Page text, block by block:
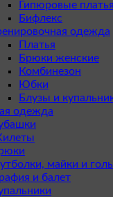
Гипюровые платья
Бифлекс
одежда
Платья
Брюки женские
Комбинезон
Юбки
Блузы и
одежда
майки и
и балет